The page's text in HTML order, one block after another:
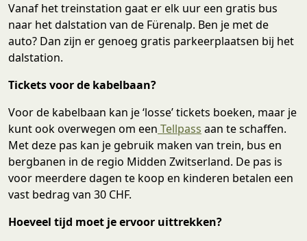
Vanaf het treinstation gaat er elk uur een gratis bus
naar het dalstation van de Fürenalp. Ben je met de
auto? Dan zijn er genoeg gratis parkeerplaatsen bij het
dalstation.
Tickets voor de kabelbaan?
Voor de kabelbaan kan je ‘losse’ tickets boeken, maar je
kunt ook overwegen om een Tellpass aan te schaffen.
Met deze pas kan je gebruik maken van trein, bus en
bergbanen in de regio Midden Zwitserland. De pas is
voor meerdere dagen te koop en kinderen betalen een
vast bedrag van 30 CHF.
Hoeveel tijd moet je ervoor uittrekken?